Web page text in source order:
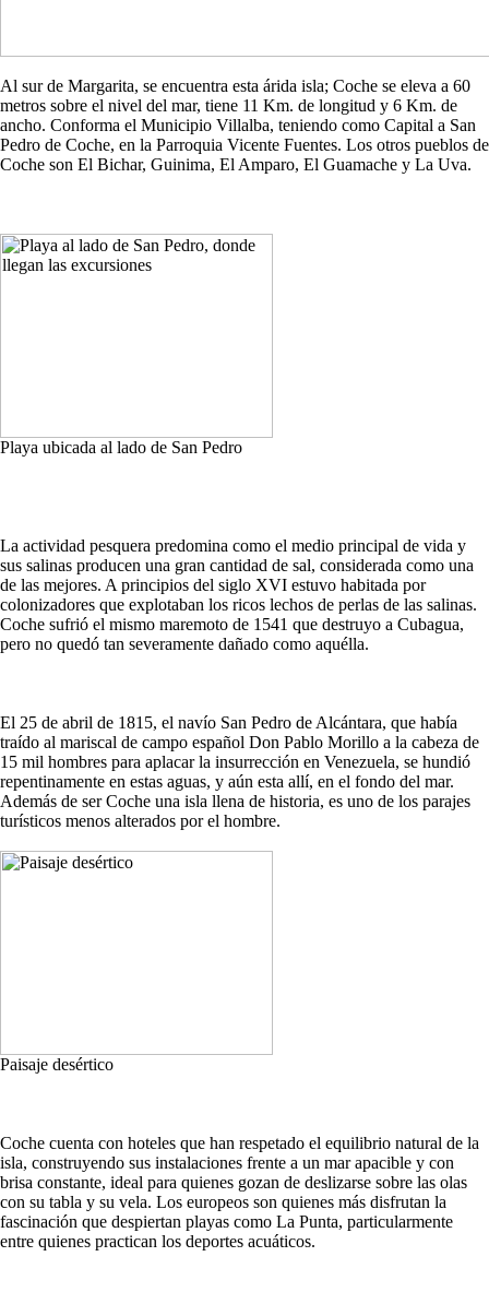
Al sur de Margarita, se encuentra esta árida isla; Coche se eleva a 60
metros sobre el nivel del mar, tiene 11 Km. de longitud y 6 Km. de
ancho. Conforma el Municipio Villalba, teniendo como Capital a San
Pedro de Coche, en la Parroquia Vicente Fuentes. Los otros pueblos de
Coche son El Bichar, Guinima, El Amparo, El Guamache y La Uva.
Playa ubicada al lado de San Pedro
La actividad pesquera predomina como el medio principal de vida y
sus salinas producen una gran cantidad de sal, considerada como una
de las mejores. A principios del siglo XVI estuvo habitada por
colonizadores que explotaban los ricos lechos de perlas de las salinas.
Coche sufrió el mismo maremoto de 1541 que destruyo a Cubagua,
pero no quedó tan severamente dañado como aquélla.
El 25 de abril de 1815, el navío San Pedro de Alcántara, que había
traído al mariscal de campo español Don Pablo Morillo a la cabeza de
15 mil hombres para aplacar la insurrección en Venezuela, se hundió
repentinamente en estas aguas, y aún esta allí, en el fondo del mar.
Además de ser Coche una isla llena de historia, es uno de los parajes
turísticos menos alterados por el hombre.
Paisaje desértico
Coche cuenta con hoteles que han respetado el equilibrio natural de la
isla, construyendo sus instalaciones frente a un mar apacible y con
brisa constante, ideal para quienes gozan de deslizarse sobre las olas
con su tabla y su vela. Los europeos son quienes más disfrutan la
fascinación que despiertan playas como La Punta, particularmente
entre quienes practican los deportes acuáticos.